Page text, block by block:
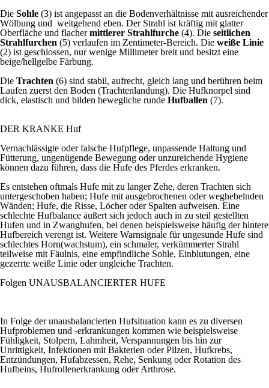
Die Sohle (3) ist angepasst an die Bodenverhältnisse mit ausreichender
Wölbung und weitgehend eben. Der Strahl ist kräftig mit glatter
Oberfläche und flachermittlerer Strahlfurche (4). Die seitlichen
Strahlfurchen (5) verlaufen im Zentimeter-Bereich. Die weiße Linie
(2) ist geschlossen, nur wenige Millimeter breit und besitzt eine
beige/hellgelbe Färbung.
Die Trachten (6) sind stabil, aufrecht, gleich lang und berühren beim
Laufen zuerst den Boden (Trachtenlandung). Die Hufknorpel sind
dick, elastisch und bilden bewegliche runde Hufballen (7).
DER KRANKE Huf
Vernachlässigte oder falsche Hufpflege, unpassende Haltung und
Fütterung, ungenügende Bewegung oder unzureichende Hygiene
können dazu führen, dass die Hufe des Pferdes erkranken.
Es entstehen oftmals Hufe mit zu langer Zehe, deren Trachten sich
untergeschoben haben; Hufe mit ausgebrochenen oder weghebelnden
Wänden; Hufe, die Risse, Löcher oder Spalten aufweisen. Eine
schlechte Hufbalance äußert sich jedoch auch in zu steil gestellten
Hufen und in Zwanghufen, bei denen beispielsweise häufig der hintere
Hufbereich verengt ist. Weitere Warnsignale für ungesunde Hufe sind
schlechtes Horn(wachstum), ein schmaler, verkümmerter Strahl
teilweise mit Fäulnis, eine empfindliche Sohle, Einblutungen, eine
gezerrte weiße Linie oder ungleiche Trachten.
Folgen UNAUSBALANCIERTER HUFE
In Folge der unausbalancierten Hufsituation kann es zu diversen
Hufproblemen und -erkrankungen kommen wie beispielsweise
Fühligkeit, Stolpern, Lahmheit, Verspannungen bis hin zur
Unrittigkeit, Infektionen mit Bakterien oder Pilzen, Hufkrebs,
Entzündungen, Hufabzessen, Rehe, Senkung oder Rotation des
Hufbeins, Hufrollenerkrankung oder Arthrose.